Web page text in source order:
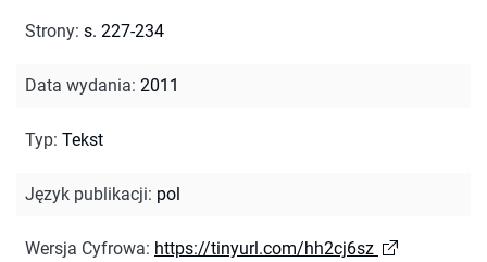
Strony: s. 227-234
Data wydania: 2011
Typ: Tekst
Język publikacji: pol
Wersja Cyfrowa: https://tinyurl.com/hh2cj6sz